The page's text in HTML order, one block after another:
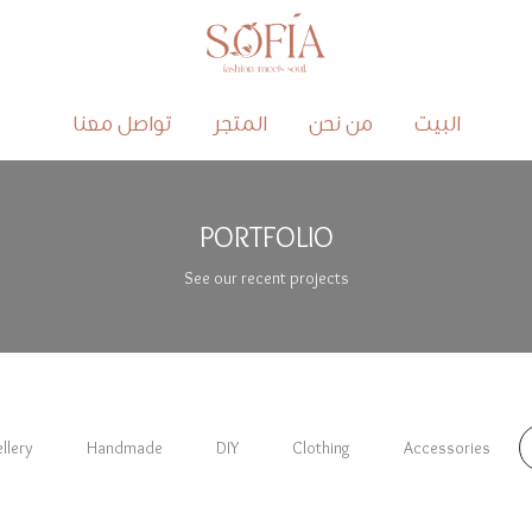
البيت من نحن المتجر تواصل معنا
PORTFOLIO
See our recent projects
Accessories
Clothing
DIY
Handmade